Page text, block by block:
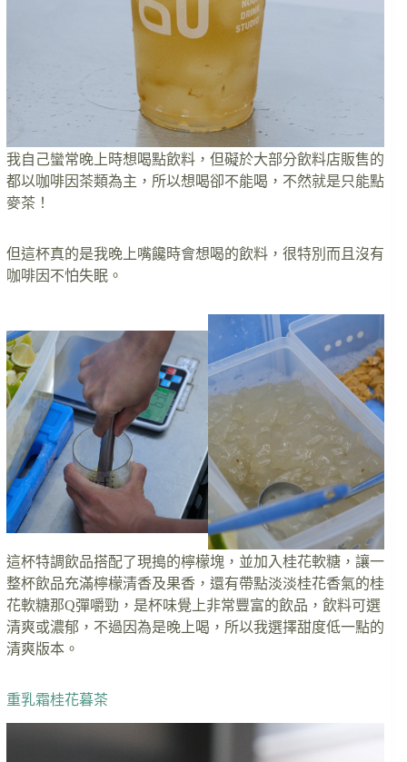
我自己蠻常晚上時想喝點飲料，但礙於大部分飲料店販售的
都以咖啡因茶類為主，所以想喝卻不能喝，不然就是只能點
麥茶！
但這杯真的是我晚上嘴饞時會想喝的飲料，很特別而且沒有
咖啡因不怕失眠。
這杯特調飲品搭配了現搗的檸檬塊，並加入桂花軟糖，讓一
整杯飲品充滿檸檬清香及果香，還有帶點淡淡桂花香氣的桂
花軟糖那Q彈嚼勁，是杯味覺上非常豐富的飲品，飲料可選
清爽或濃郁，不過因為是晚上喝，所以我選擇甜度低一點的
清爽版本。
重乳霜桂花暮茶